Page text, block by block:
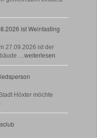
ist Weintasting
27.09.2026 ist der
…weiterlesen
Höxter möchte